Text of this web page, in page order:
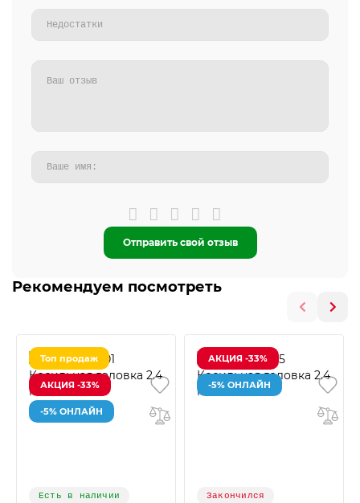
Отправить свой отзыв
Рекомендуем посмотреть
Топ продаж
АКЦИЯ -33%
-5% ОНЛАЙН
Есть в наличии
АКЦИЯ -33%
-5% ОНЛАЙН
Закончился